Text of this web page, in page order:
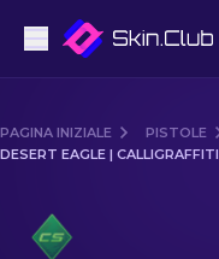
Fascia media
PAGINA INIZIALE PISTOLE
DESERT EAGLE | CALLIGRAFFITI